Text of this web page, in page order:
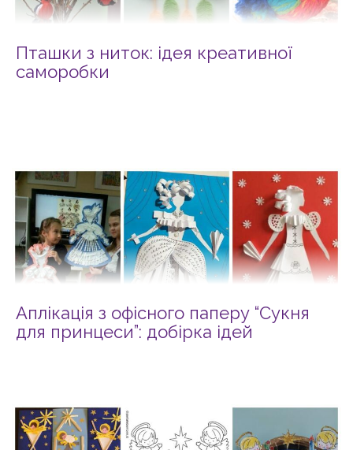
Пташки з ниток: ідея креативної
саморобки
Аплікація з офісного паперу “Сукня
для принцеси”: добірка ідей